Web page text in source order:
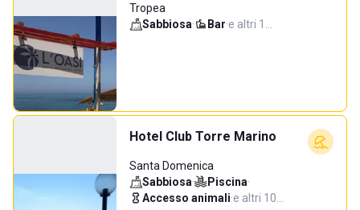
Tropea
Sabbiosa· Bar·e altri 1…
Hotel Club Torre Marino
Santa Domenica
Sabbiosa· Piscina·
Accesso animali·e altri 10…